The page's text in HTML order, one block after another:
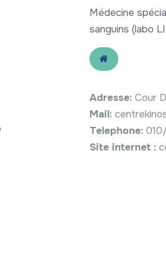
Médecine
sanguins (labo
Adresse: Cour
Mail:
Telephone:
Site internet :